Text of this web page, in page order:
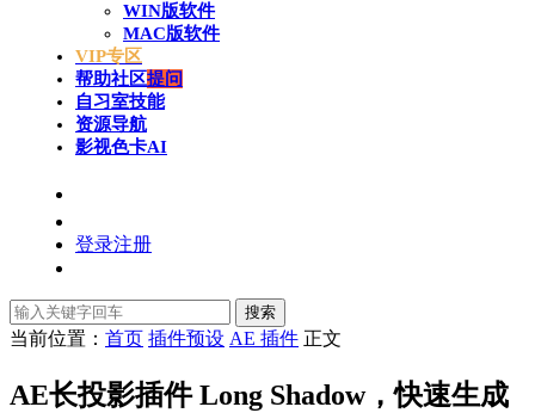
WIN版软件
MAC版软件
VIP专区
帮助社区提问
自习室技能
资源导航
影视色卡AI
登录注册
搜索
当前位置： 首页 插件预设 AE 插件 正文
AE长投影插件 Long Shadow，快速生成